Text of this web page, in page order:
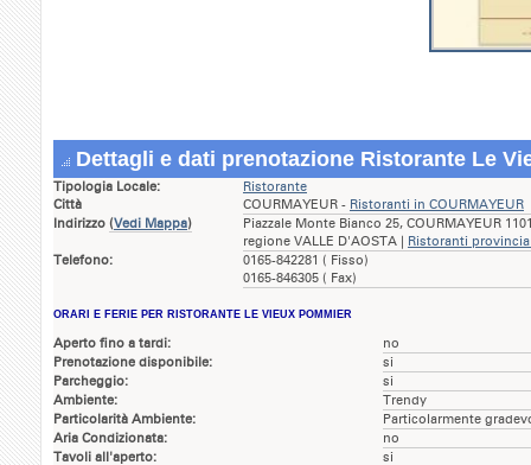
Dettagli e dati prenotazione Ristorante Le
Tipologia Locale:
Ristorante
Città
COURMAYEUR - Ristoranti in COURMAYEUR
Indirizzo (Vedi Mappa)
Piazzale Monte Bianco 25, COURMAYEUR
regione VALLE D'AOSTA | Ristoranti
Telefono:
0165-842281 ( Fisso)
0165-846305 ( Fax)
ORARI E FERIE PER RISTORANTE LE VIEUX POMMIER
Aperto fino a tardi:
no
Prenotazione disponibile:
si
Parcheggio:
si
Ambiente:
Trendy
Particolarità Ambiente:
Particolarmente
Aria Condizionata:
no
Tavoli all'aperto:
si